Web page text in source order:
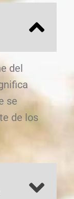
del
se
de los